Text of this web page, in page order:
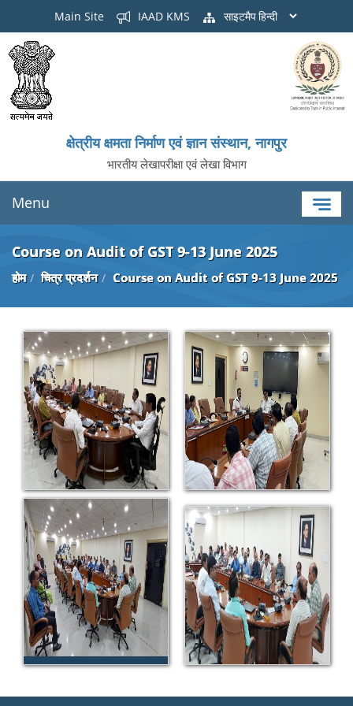
Main Site IAAD KMS साइटमैप
क्षेत्रीय क्षमता निर्माण एवं ज्ञान संस्थान, नागपुर
भारतीय लेखापरीक्षा एवं लेखा विभाग
Menu
Course on Audit of GST 9-13 June 2025
होम चित्र प्रदर्शन Course on Audit of GST 9-13 June 2025